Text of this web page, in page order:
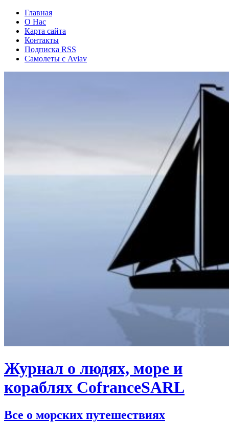
Главная
О Нас
Карта сайта
Контакты
Подписка RSS
Самолеты с Aviav
Журнал о людях, море и
кораблях CofranceSARL
Все о морских путешествиях